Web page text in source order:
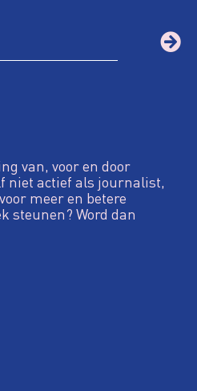
van, voor en door
niet actief als journalist,
meer en betere
steunen? Word dan